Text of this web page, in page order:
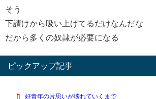
そう
下請けから吸い上げてるだけなんだな
だから多くの奴隷が必要になる
ピックアップ記事